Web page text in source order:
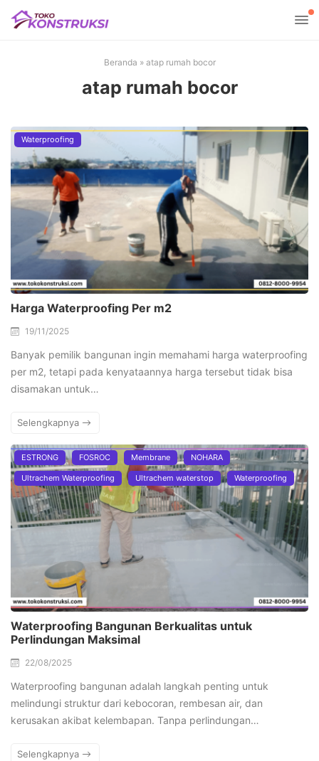
Beranda » atap rumah bocor
atap rumah bocor
Waterproofing
Harga Waterproofing Per m2
19/11/2025
Banyak pemilik bangunan ingin memahami harga waterproofing
per m2, tetapi pada kenyataannya harga tersebut tidak bisa
disamakan untuk…
Selengkapnya
ESTRONG FOSROC Membrane NOHARA
Ultrachem Waterproofing Ultrachem waterstop Waterproofing
Waterproofing Bangunan Berkualitas untuk
Perlindungan Maksimal
22/08/2025
Waterproofing bangunan adalah langkah penting untuk
melindungi struktur dari kebocoran, rembesan air, dan
kerusakan akibat kelembapan. Tanpa perlindungan…
Selengkapnya